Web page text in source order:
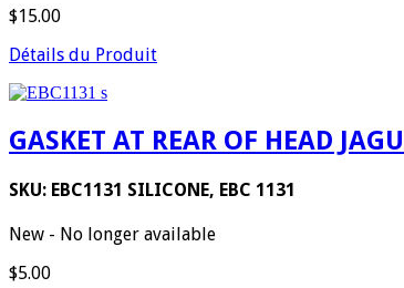
$15.00
Détails du Produit
GASKET AT REAR OF HEAD
SKU: EBC1131 SILICONE, EBC 1131
New - No longer available
$5.00